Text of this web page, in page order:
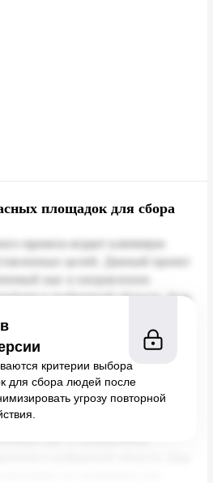
площадок для сбора
критерии выбора
для сбора людей после
угрозу повторной